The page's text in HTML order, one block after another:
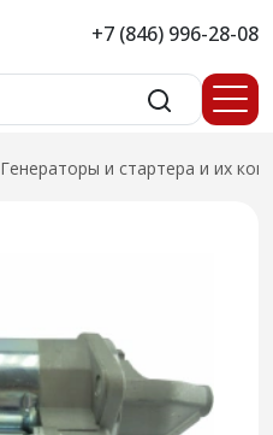
+7 (846) 996-28-08
Генераторы и стартера и их